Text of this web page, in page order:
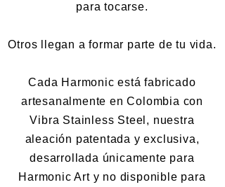
para tocarse.
Otros llegan a formar parte de tu vida.
Cada Harmonic está fabricado
artesanalmente en Colombia con
Vibra Stainless Steel, nuestra
aleación patentada y exclusiva,
desarrollada únicamente para
Harmonic Art y no disponible para